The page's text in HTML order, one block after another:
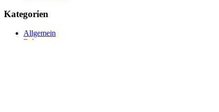
Kategorien
Allgemein
Babys